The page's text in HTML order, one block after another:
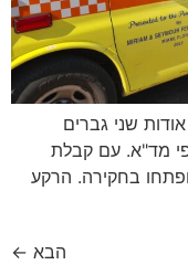
שני גברים
מד"א. עם קבלת
בחקירה. הרקע
הבא ←